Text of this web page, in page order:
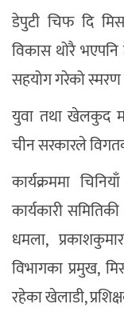
डेपुटी चिफ दि
विकास थोरै भएपनि
सहयोग गरेको स्मरण
युवा तथा खेलकुद
चीन सरकारले
कार्यक्रममा
कार्यकारी
धमला,
विभागका प्रमुख,
रहेका खेलाडी,